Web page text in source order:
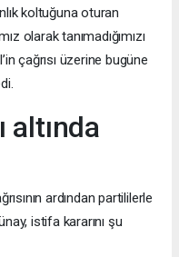
koltuğuna oturan
olarak tanımadığımızı
çağrısı üzerine bugüne
altında
ardından partililerle
istifa kararını şu